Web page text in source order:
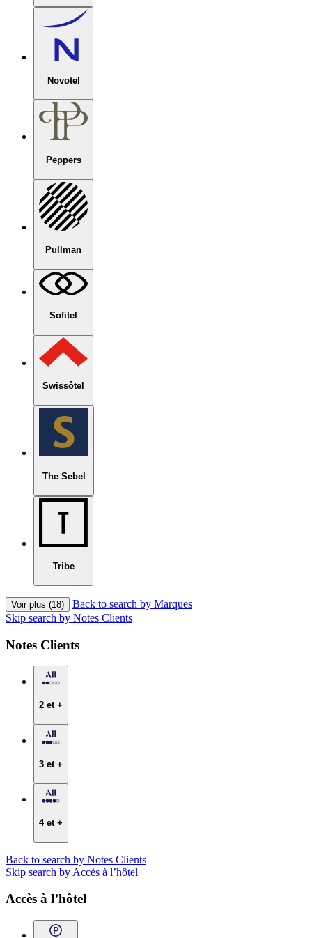
Novotel
Peppers
Pullman
Sofitel
Swissôtel
The Sebel
Tribe
Voir plus (18)
Back to search by Marques
Skip search by Notes Clients
Notes Clients
2 et +
3 et +
4 et +
Back to search by Notes Clients
Skip search by Accès à l’hôtel
Accès à l’hôtel